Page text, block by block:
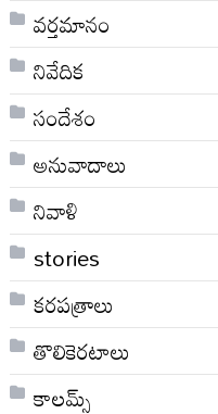
వర్తమానం
నివేదిక
సందేశం
అనువాదాలు
నివాళి
stories
కరపత్రాలు
తొలికెరటాలు
కాలమ్స్